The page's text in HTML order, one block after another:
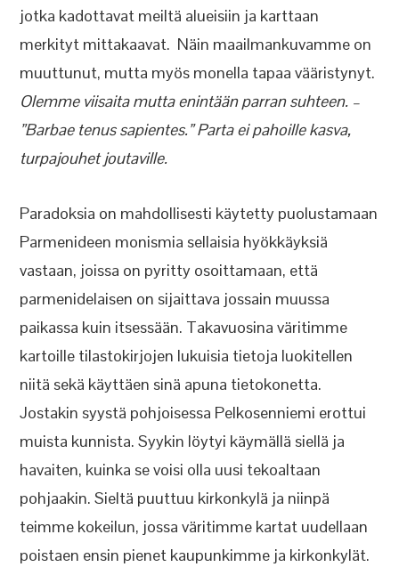
jotka kadottavat meiltä alueisiin ja karttaan
merkityt mittakaavat. Näin maailmankuvamme on
muuttunut, mutta myös monella tapaa vääristynyt.
Olemme viisaita mutta enintään parran suhteen. –
”Barbae tenus sapientes.” Parta ei pahoille kasva,
turpajouhet joutaville.
Paradoksia on mahdollisesti käytetty puolustamaan
Parmenideen monismia sellaisia hyökkäyksiä
vastaan, joissa on pyritty osoittamaan, että
parmenidelaisen on sijaittava jossain muussa
paikassa kuin itsessään. Takavuosina väritimme
kartoille tilastokirjojen lukuisia tietoja luokitellen
niitä sekä käyttäen sinä apuna tietokonetta.
Jostakin syystä pohjoisessa Pelkosenniemi erottui
muista kunnista. Syykin löytyi käymällä siellä ja
havaiten, kuinka se voisi olla uusi tekoaltaan
pohjaakin. Sieltä puuttuu kirkonkylä ja niinpä
teimme kokeilun, jossa väritimme kartat uudellaan
poistaen ensin pienet kaupunkimme ja kirkonkylät.